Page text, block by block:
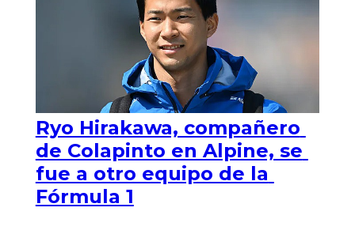
Ryo Hirakawa, compañero
de Colapinto en Alpine, se
fue a otro equipo de la
Fórmula 1